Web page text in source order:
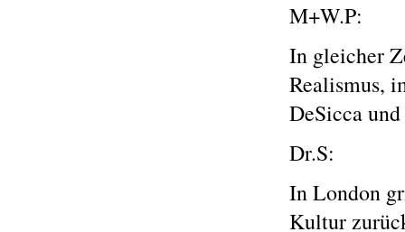
M+W.P:
In gleicher
Realismus,
DeSicca
Dr.S:
In London
Kultur